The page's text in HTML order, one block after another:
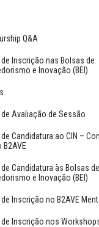
Q&A
Inscrição nas Bolsas de
e Inovação (BEI)
Avaliação de Sessão
Candidatura ao CIN –
Candidatura às Bolsas de
e Inovação (BEI)
Inscrição no B2AVE
Inscrição nos Workshops